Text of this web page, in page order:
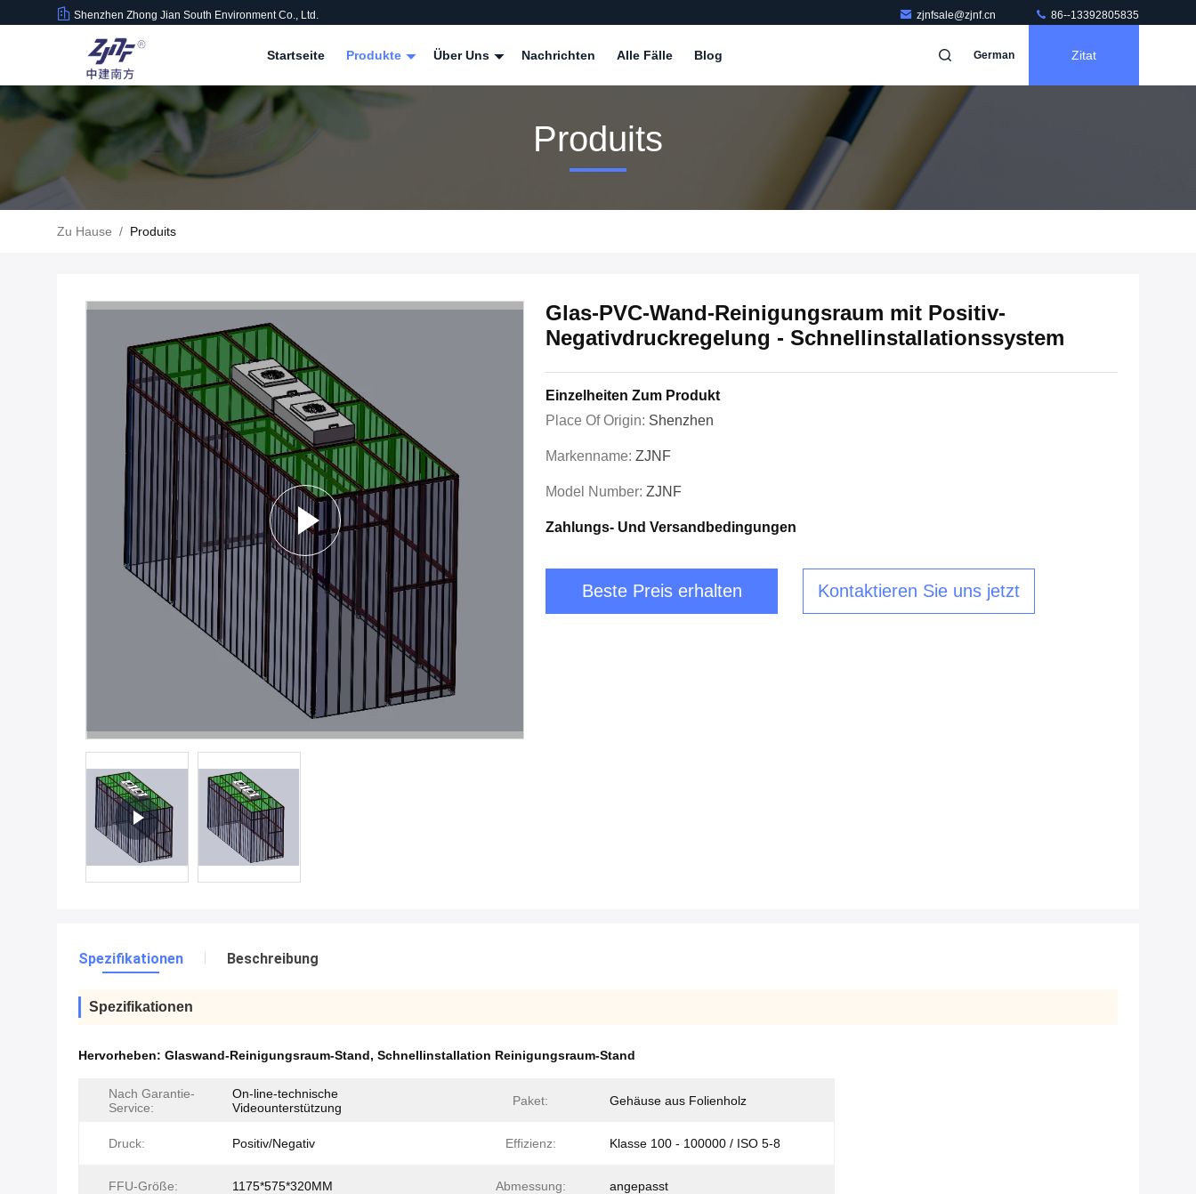
Shenzhen Zhong Jian South Environment Co., Ltd. zjnfsale@zjnf.cn 86--13392805835
Startseite Produkte Über Uns Nachrichten Alle Fälle Blog German Zitat
Produits
Zu Hause / Produits
Glas-PVC-Wand-Reinigungsraum mit Positiv-
Negativdruckregelung - Schnellinstallationssystem
Einzelheiten Zum Produkt
Place Of Origin: Shenzhen
Markenname: ZJNF
Model Number: ZJNF
Zahlungs- Und Versandbedingungen
Beste Preis erhalten Kontaktieren Sie uns jetzt
Spezifikationen Beschreibung
Spezifikationen
Hervorheben: Glaswand-Reinigungsraum-Stand, Schnellinstallation Reinigungsraum-Stand
Nach Garantie-
Service:
On-line-technische
Videounterstützung
Paket: Gehäuse aus Folienholz
Druck: Positiv/Negativ Effizienz: Klasse 100 - 100000 / ISO 5-8
FFU-Größe: 1175*575*320MM Abmessung: angepasst